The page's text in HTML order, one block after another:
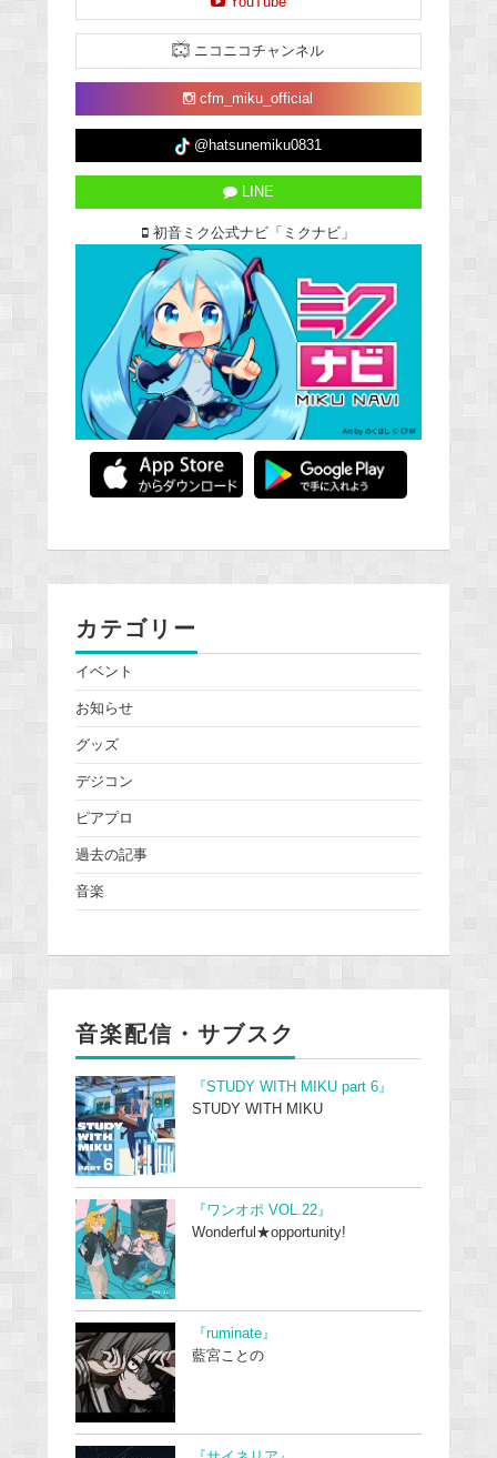
ニコニコチャンネル
cfm_miku_official
@hatsunemiku0831
LINE
初音ミク公式ナビ「ミクナビ」
カテゴリー
イベント
お知らせ
グッズ
デジコン
ピアプロ
過去の記事
音楽
音楽配信・サブスク
『STUDY WITH MIKU part 6』
STUDY WITH MIKU
『ワンオポ VOL.22』
Wonderful★opportunity!
『ruminate』
藍宮ことの